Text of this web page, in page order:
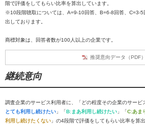
階で評価をしてもらい比率を算出しています。
※10段階聴取については、A=9-10回答、B=6-8回答、C=3-5
出しております。
商標対象は、回答者数が100人以上の企業です。
推奨意向データ（PDF）
継続意向
調査企業のサービス利用者に、「どの程度その企業のサービ
とても利用し続けたい 」「B:まあ利用し続けたい 」「C:あま
利用し続けたくない 」の4段階で評価をしてもらい比率を算